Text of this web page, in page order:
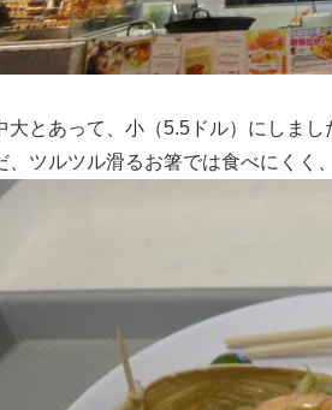
大とあって、小（5.5ドル）にしま
、ツルツル滑るお箸では食べにくく